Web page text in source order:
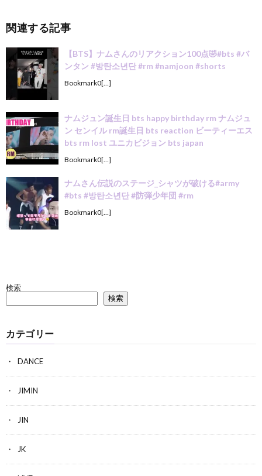
関連する記事
【BTS】ナムさんのリアクション100点🤣#bts #バ
ンタン #방탄소년단 #rm #namjoon #shorts
Bookmark0[…]
ナムジュン誕生日 bts happy birthday rm ナムジュ
ン センイル rm誕生日 bts reaction ビーティーエス
bts rm lost ユニカビジョン bts japan
Bookmark0[…]
ナムさん伝説のステージ_シャツが破ける#army
#bts #방탄소년단 #防弾少年団 #rm
Bookmark0[…]
検索
検索
カテゴリー
DANCE
JIMIN
JIN
JK